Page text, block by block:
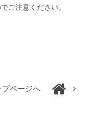
ご注意ください。
プページへ